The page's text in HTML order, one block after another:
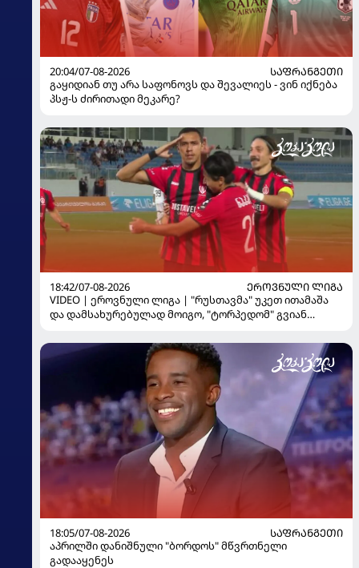
20:04/07-08-2026
ᲡᲐᲤᲠᲐᲜᲒᲔᲗᲘ
გაყიდიან თუ არა საფონოვს და შევალიეს - ვინ იქნება
პსჟ-ს ძირითადი მეკარე?
18:42/07-08-2026
ᲔᲠᲝᲕᲜᲣᲚᲘ ᲚᲘᲒᲐ
VIDEO | ეროვნული ლიგა | "რუსთავმა" უკეთ ითამაშა
და დამსახურებულად მოიგო, "ტორპედომ" გვიან
18:05/07-08-2026
ᲡᲐᲤᲠᲐᲜᲒᲔᲗᲘ
აპრილში დანიშნული "ბორდოს" მწვრთნელი
გადააყენეს